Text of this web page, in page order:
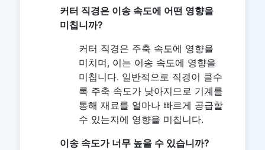
커터 직경은 이송 속도에 어떤 영향을
미칩니까?
커터 직경은 주축 속도에 영향을
미치며, 이는 이송 속도에 영향을
미칩니다. 일반적으로 직경이 클수
록 주축 속도가 낮아지므로 기계를
통해 재료를 얼마나 빠르게 공급할
수 있는지에 영향을 미칩니다.
이송 속도가 너무 높을 수 있습니까?